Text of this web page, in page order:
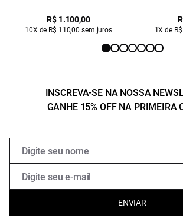
R$ 1.100,00
10X de R$ 110,00 sem juros 1X de
INSCREVA-SE NA NOSSA
GANHE 15% OFF NA PRIMEIRA
ENVIAR